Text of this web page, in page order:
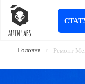
Головна Ремонт